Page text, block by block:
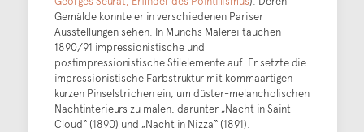
Gemälde konnte er in verschiedenen Pariser
Ausstellungen sehen. In Munchs Malerei tauchen
1890/91 impressionistische und
postimpressionistische Stilelemente auf. Er setzte die
impressionistische Farbstruktur mit kommaartigen
kurzen Pinselstrichen ein, um düster-melancholischen
Nachtinterieurs zu malen, darunter „Nacht in Saint-
Cloud“ (1890) und „Nacht in Nizza“ (1891).